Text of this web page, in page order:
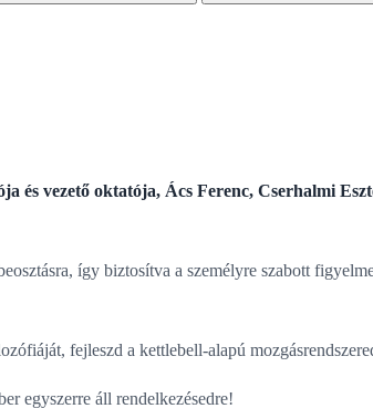
és vezető oktatója, Ács Ferenc, Cserhalmi
így biztosítva a személyre szabott
fejleszd a kettlebell-alapú
egyszerre áll rendelkezésedre!